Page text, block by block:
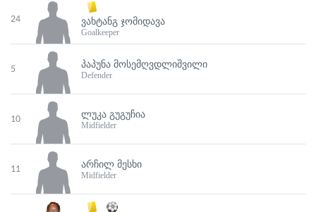
24 ᲕᲐᲮᲢᲐᲜᲒ ᲯᲝᲛᲘᲓᲐᲕᲐ
Goalkeeper
5 ᲞᲐᲞᲣᲜᲐ ᲛᲝᲡᲔᲛᲦᲕᲓᲚᲘᲨᲕᲘᲚᲘ
Defender
10 ᲚᲣᲙᲐ ᲒᲣᲒᲣᲩᲘᲐ
Midfielder
11 ᲐᲠᲩᲘᲚ ᲛᲔᲡᲮᲘ
Midfielder